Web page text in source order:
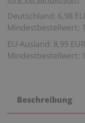
Deutschland: 6,98
Mindestbestellwert:
EU-Ausland: 8,99
Mindestbestellwert:
Beschreibung